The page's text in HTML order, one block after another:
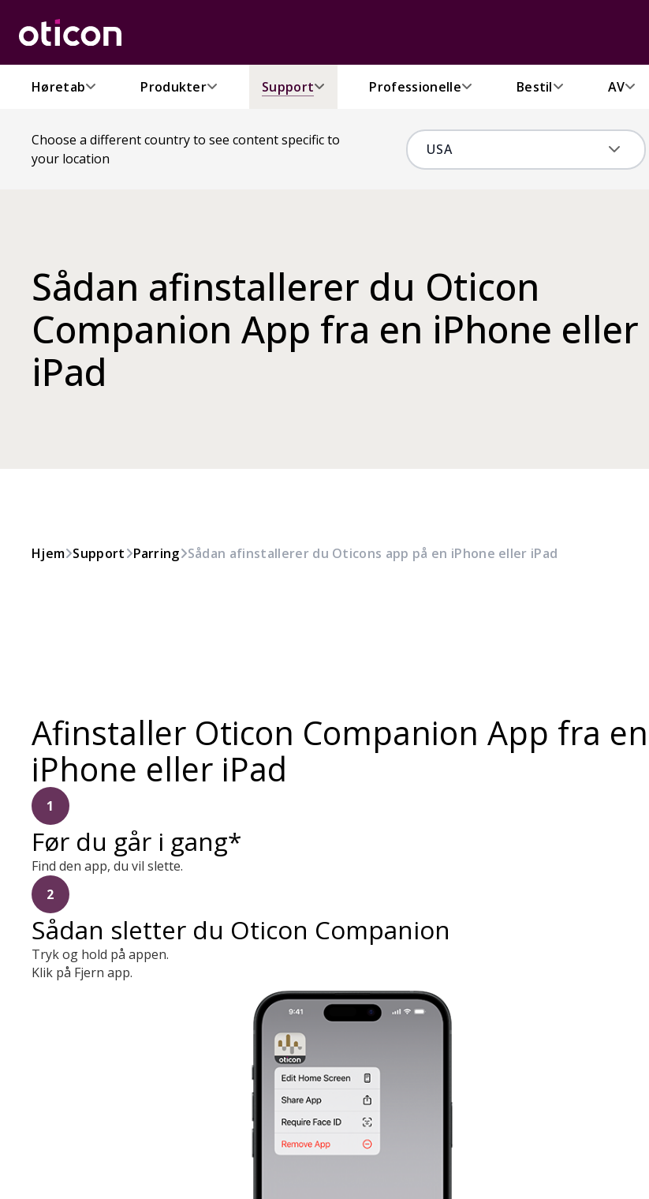
Høretab Produkter Support Professionelle Bestil AV
Choose a different country to see content specific to
your location
Sådan afinstallerer du Oticon
Companion App fra en iPhone eller
iPad
Hjem Support Parring Sådan afinstallerer du Oticons app på en iPhone eller iPad
Afinstaller Oticon Companion App fra en
iPhone eller iPad
1
Før du går i gang*
Find den app, du vil slette.
2
Sådan sletter du Oticon Companion
Tryk og hold på appen.
Klik på Fjern app.